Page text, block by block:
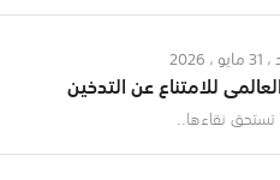
للامتناع عن التدخين
نقاءها..